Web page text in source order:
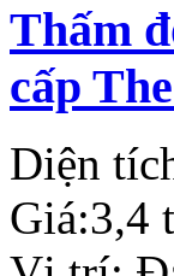
Thấm
cấp
Diện
Giá:3,4